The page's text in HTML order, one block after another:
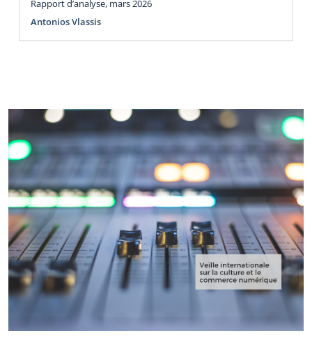
Rapport d’analyse, mars 2026
Antonios Vlassis